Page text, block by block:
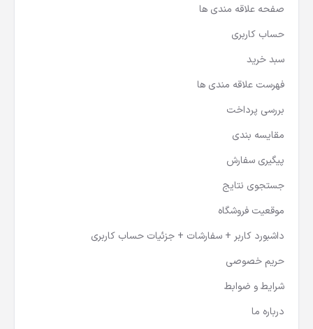
صفحه علاقه مندی ها
حساب کاربری
سبد خرید
فهرست علاقه مندی ها
بررسی پرداخت
مقایسه بندی
پیگیری سفارش
جستجوی نتایج
موقعیت فروشگاه
داشبورد کاربر + سفارشات + جزئیات حساب کاربری
حریم خصوصی
شرایط و ضوابط
درباره ما